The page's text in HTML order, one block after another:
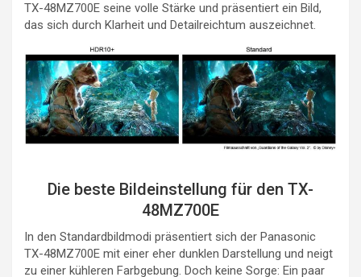
TX-48MZ700E seine volle Stärke und präsentiert ein Bild,
das sich durch Klarheit und Detailreichtum auszeichnet.
Die beste Bildeinstellung für den TX-
48MZ700E
In den Standardbildmodi präsentiert sich der Panasonic
TX-48MZ700E mit einer eher dunklen Darstellung und neigt
zu einer kühleren Farbgebung. Doch keine Sorge: Ein paar